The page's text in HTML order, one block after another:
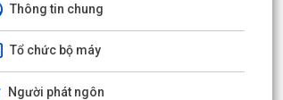
Thông tin chung
Tổ chức bộ máy
Người phát ngôn